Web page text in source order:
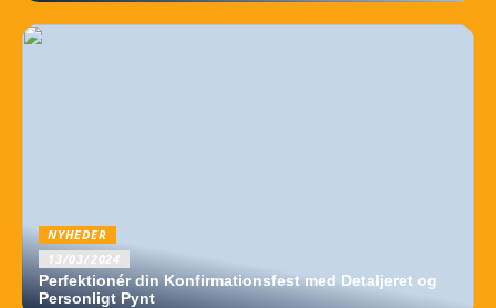
NYHEDER
13/03/2024
Perfektionér din Konfirmationsfest med Detaljeret og
Personligt Pynt